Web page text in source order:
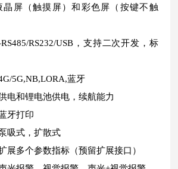
屏（触摸屏）和彩色屏（按键不触
RS232/USB，支持二次开发，标
5G,NB,LORA,蓝牙
和锂电池供电，续航能力
牙打印
吸式，扩散式
多个参数指标（预留扩展接口）